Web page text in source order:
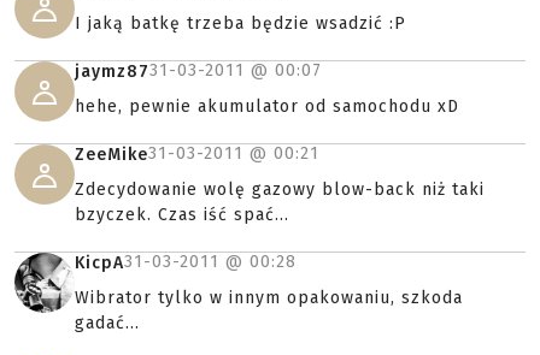
I jaką batkę trzeba będzie wsadzić :P
jaymz8731-03-2011 @ 00:07
hehe, pewnie akumulator od samochodu xD
ZeeMike31-03-2011 @ 00:21
Zdecydowanie wolę gazowy blow-back niż taki
bzyczek. Czas iść spać...
KicpA31-03-2011 @ 00:28
Wibrator tylko w innym opakowaniu, szkoda
gadać...